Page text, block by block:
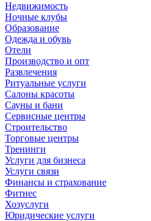
Недвижимость
Ночные клубы
Образование
Одежда и обувь
Отели
Производство и опт
Развлечения
Ритуальные услуги
Салоны красоты
Сауны и бани
Сервисные центры
Строительство
Торговые центры
Тренинги
Услуги для бизнеса
Услуги связи
Финансы и страхование
Фитнес
Хозуслуги
Юридические услуги